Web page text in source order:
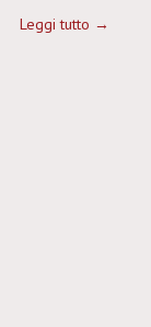
Leggi tutto →